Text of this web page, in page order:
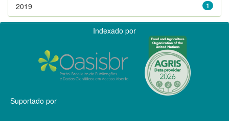
1
2019
Indexado por
Suportado por